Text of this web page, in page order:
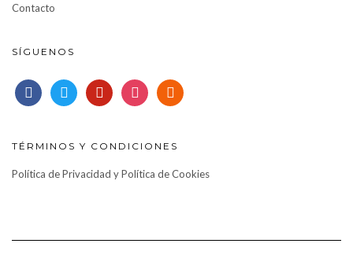
Contacto
SÍGUENOS
facebooktwitter pinterestinstagramrss
TÉRMINOS Y CONDICIONES
Política de Privacidad y Política de Cookies